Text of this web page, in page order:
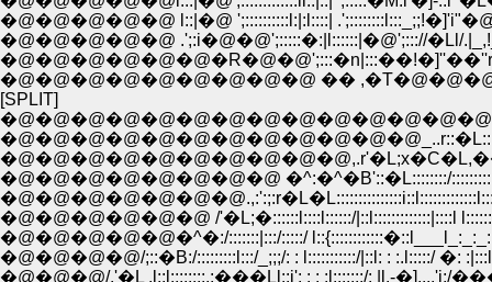
�@�@�@�@�@ l::|�@ ';::::::::::l:|:l::::|
�@�@�@�@�@ .';:i�@�@';:::::�:|l::::::|�@';::://�Ll/
�@�@�@�@�@�@�@�@�@ ��
[SPLIT]
�@�@�@�@�@�@�@�@ �^:�^�B'::�L::::::::/
�@�@�@�@�@�@ /'�L;�::::::l::::l::::::/|::l:::::::::::::|::::l
�@�@�@�@�@�^�:/:::::::|:::/:::::/ l::{::::::::::::�::l___l_:_:_:./
�@�@�@�@/;::�B:/:::::::::l:::/_;;;/: : l:::::::::::/|::l: : :.l:::::/ �:
�@�@�@/.'�L .l::l::::::::,:���Ll::i': : : :l:::::::/: |l.-�],,,,'i;/